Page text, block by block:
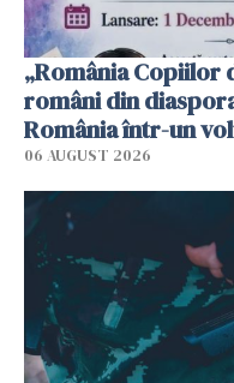
„România Copiilor
români din
România într-un
06 AUGUST 2026